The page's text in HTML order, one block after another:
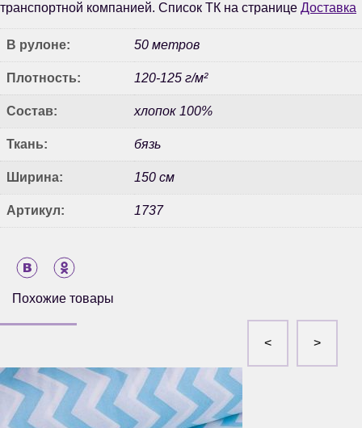
транспортной компанией. Список ТК на странице Доставка
В рулоне: 50 метров
Плотность: 120-125 г/м²
Состав: хлопок 100%
Ткань: бязь
Ширина: 150 см
Артикул: 1737
Похожие товары